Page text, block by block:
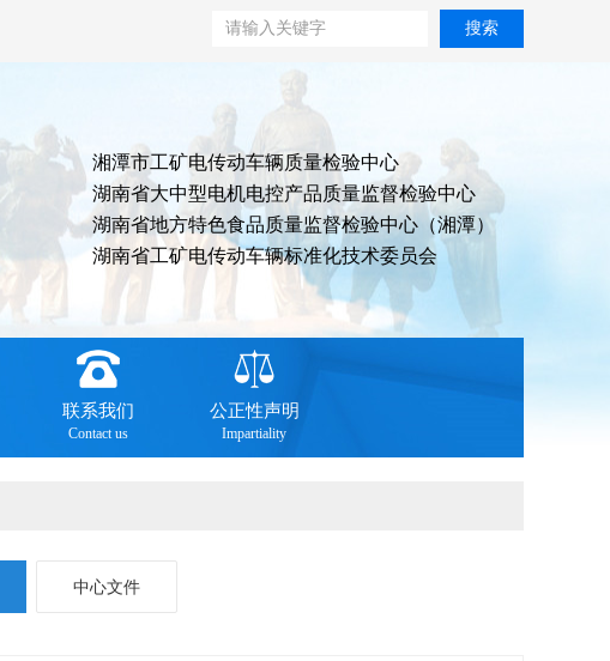
搜索
湘潭市工矿电传动车辆质量检验中心
湖南省大中型电机电控产品质量监督检验中心
湖南省地方特色食品质量监督检验中心（湘潭）
湖南省工矿电传动车辆标准化技术委员会
联系我们
Contact us
公正性声明
Impartiality
中心文件